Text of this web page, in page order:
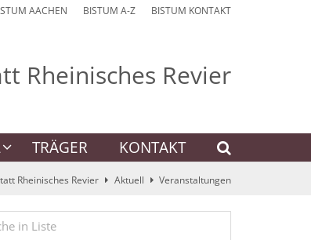
AACHEN BISTUM A-Z BISTUM KONTAKT
Rheinisches Revier
TRÄGER KONTAKT
Rheinisches Revier Aktuell Veranstaltungen